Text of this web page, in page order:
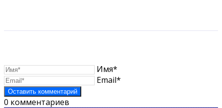
Имя*
Email*
0 комментариев